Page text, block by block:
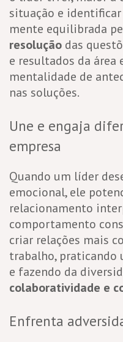
situação e
mente equilibrada
resolução das
e resultados da área
mentalidade de
nas soluções.
Une e engaja
empresa
Quando um líder
emocional, ele
relacionamento
comportamento
criar relações mais
trabalho, praticando
e fazendo da
colaboratividade e
Enfrenta